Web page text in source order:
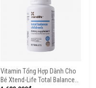
Vitamin Tổng Hợp Dành Cho
Bé Xtend-Life Total Balance